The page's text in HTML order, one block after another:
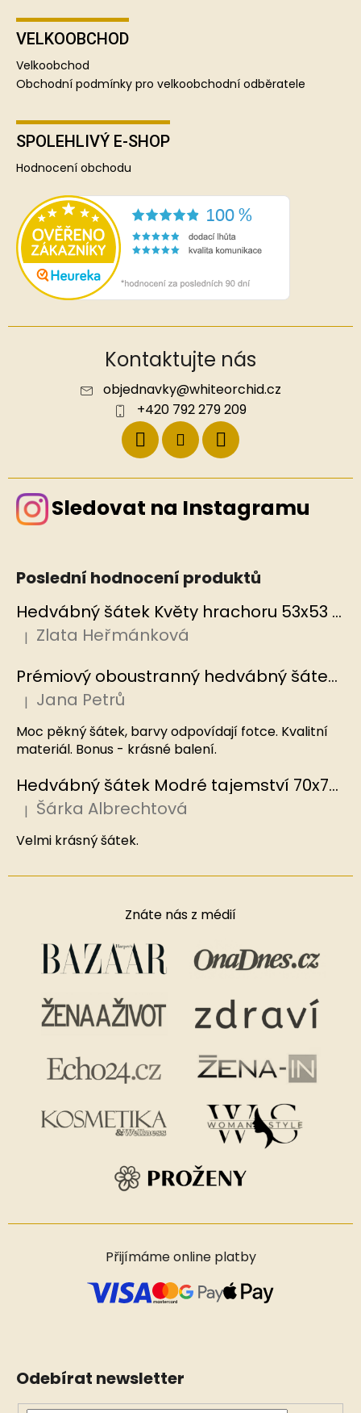
VELKOOBCHOD
Velkoobchod
Obchodní podmínky pro velkoobchodní odběratele
SPOLEHLIVÝ E-SHOP
Hodnocení obchodu
Kontaktujte nás
objednavky@whiteorchid.cz
+420 792 279 209
Sledovat na Instagramu
Poslední hodnocení produktů
Hedvábný šátek Květy hrachoru 53x53 cm v dárkovém balení, HEDVÁBNÝ SVĚT
Hodnocení produktu je 5 z 5 hvězdiček.
| Zlata Heřmánková
Prémiový oboustranný hedvábný šátek Mořský korál, MB
Hodnocení produktu je 5 z 5 hvězdiček.
| Jana Petrů
Moc pěkný šátek, barvy odpovídají fotce. Kvalitní
materiál. Bonus - krásné balení.
Hedvábný šátek Modré tajemství 70x70 cm v dárkovém balení, HEDVÁBNÝ SVĚT
Hodnocení produktu je 5 z 5 hvězdiček.
| Šárka Albrechtová
Velmi krásný šátek.
Znáte nás z médií
Přijímáme online platby
Odebírat newsletter